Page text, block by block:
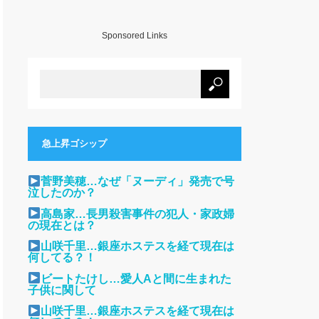
Sponsored Links
急上昇ゴシップ
菅野美穂…なぜ「ヌーディ」発売で号
泣したのか？
高島家…長男殺害事件の犯人・家政婦
の現在とは？
山咲千里…銀座ホステスを経て現在は
何してる？！
ビートたけし…愛人Aと間に生まれた
子供に関して
山咲千里…銀座ホステスを経て現在は